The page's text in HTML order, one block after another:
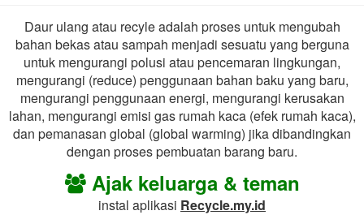
Daur ulang atau recyle adalah proses untuk mengubah
bahan bekas atau sampah menjadi sesuatu yang berguna
untuk mengurangi polusi atau pencemaran lingkungan,
mengurangi (reduce) penggunaan bahan baku yang baru,
mengurangi penggunaan energi, mengurangi kerusakan
lahan, mengurangi emisi gas rumah kaca (efek rumah kaca),
dan pemanasan global (global warming) jika dibandingkan
dengan proses pembuatan barang baru.
Ajak keluarga & teman
instal aplikasi Recycle.my.id